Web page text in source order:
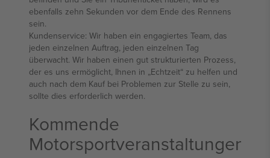
ebenfalls zehn Sekunden vor dem Ende des Rennens
sein.
Kundenservice: Wir haben ein engagiertes Team, das
jeden einzelnen Auftrag, jeden einzelnen Tag
überwacht. Wir haben einen gut strukturierten Prozess,
der es uns ermöglicht, Ihnen in „Echtzeit“ zu helfen und
auch nach dem Kauf bei Problemen zur Stelle zu sein,
sollte dies erforderlich werden.
Kommende
Motorsportveranstaltungen